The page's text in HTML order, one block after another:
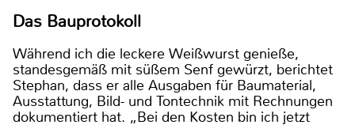
Das Bauprotokoll
Während ich die leckere Weißwurst genieße,
standesgemäß mit süßem Senf gewürzt, berichtet
Stephan, dass er alle Ausgaben für Baumaterial,
Ausstattung, Bild- und Tontechnik mit Rechnungen
dokumentiert hat. „Bei den Kosten bin ich jetzt